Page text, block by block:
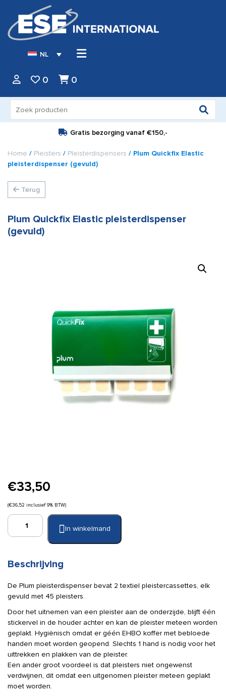
NL
0 0
naar:
Gratis bezorging vanaf €150,-
Home / Pleisters / Pleisterdispensers / Plum Quickfix Elastic
pleisterdispenser (gevuld)
Terug
Plum Quickfix Elastic pleisterdispenser
(gevuld)
€33,50
(€36,52 inclusief 9% BTW)
Plum
Quickfix
(gevuld)
In winkelmand
Beschrijving
De Plum pleisterdispenser bevat 2 textiel pleistercassettes, elk
gevuld met 45 pleisters.
Door het uitnemen van een pleister aan de onderzijde, blijft één
stickervel in de houder achter en kan de pleister meteen worden
geplakt. Hygiënisch omdat er géén EHBO koffer met bebloede
handen moet worden geopend. Slechts 1 hand is nodig voor het
uittrekken en plakken van de pleister.
Een ander groot voordeel is dat pleisters niet ongewenst
verdwijnen, dit omdat een uitgenomen pleister meteen geplakt
moet worden.